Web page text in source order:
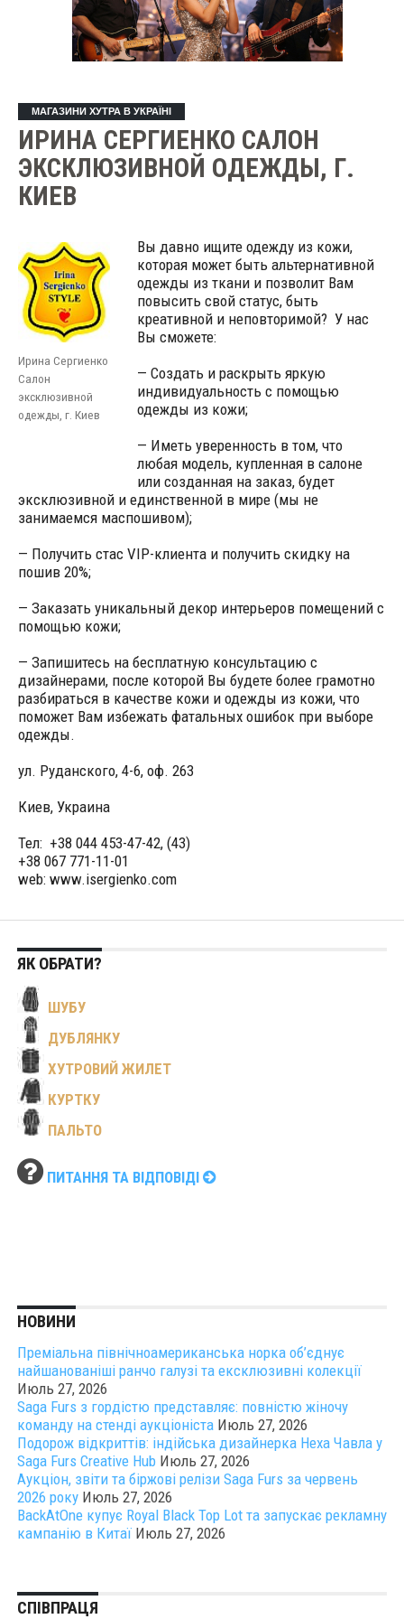
МАГАЗИНИ ХУТРА В УКРАЇНІ
ИРИНА СЕРГИЕНКО САЛОН
ЭКСКЛЮЗИВНОЙ ОДЕЖДЫ, Г.
КИЕВ
Ирина Сергиенко
Салон
эксклюзивной
одежды, г. Киев
Вы давно ищите одежду из кожи,
которая может быть альтернативной
одежды из ткани и позволит Вам
повысить свой статус, быть
креативной и неповторимой? У нас
Вы сможете:
— Создать и раскрыть яркую
индивидуальность с помощью
одежды из кожи;
— Иметь уверенность в том, что
любая модель, купленная в салоне
или созданная на заказ, будет
эксклюзивной и единственной в мире (мы не
занимаемся маспошивом);
— Получить стас VIP-клиента и получить скидку на
пошив 20%;
— Заказать уникальный декор интерьеров помещений с
помощью кожи;
— Запишитесь на бесплатную консультацию с
дизайнерами, после которой Вы будете более грамотно
разбираться в качестве кожи и одежды из кожи, что
поможет Вам избежать фатальных ошибок при выборе
одежды.
ул. Руданского, 4-6, оф. 263
Киев, Украина
Тел: +38 044 453-47-42, (43)
+38 067 771-11-01
web: www.isergienko.com
ЯК ОБРАТИ?
ШУБУ
ДУБЛЯНКУ
ХУТРОВИЙ ЖИЛЕТ
КУРТКУ
ПАЛЬТО
ПИТАННЯ ТА ВІДПОВІДІ
НОВИНИ
Преміальна північноамериканська норка об’єднує
найшанованіші ранчо галузі та ексклюзивні колекції
Июль 27, 2026
Saga Furs з гордістю представляє: повністю жіночу
команду на стенді аукціоніста Июль 27, 2026
Подорож відкриттів: індійська дизайнерка Неха Чавла у
Saga Furs Creative Hub Июль 27, 2026
Аукціон, звіти та біржові релізи Saga Furs за червень
2026 року Июль 27, 2026
BackAtOne купує Royal Black Top Lot та запускає рекламну
кампанію в Китаї Июль 27, 2026
СПІВПРАЦЯ